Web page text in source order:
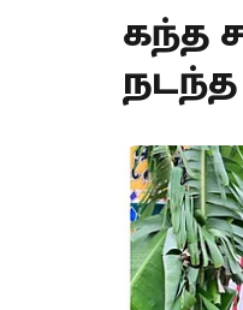
கந்த